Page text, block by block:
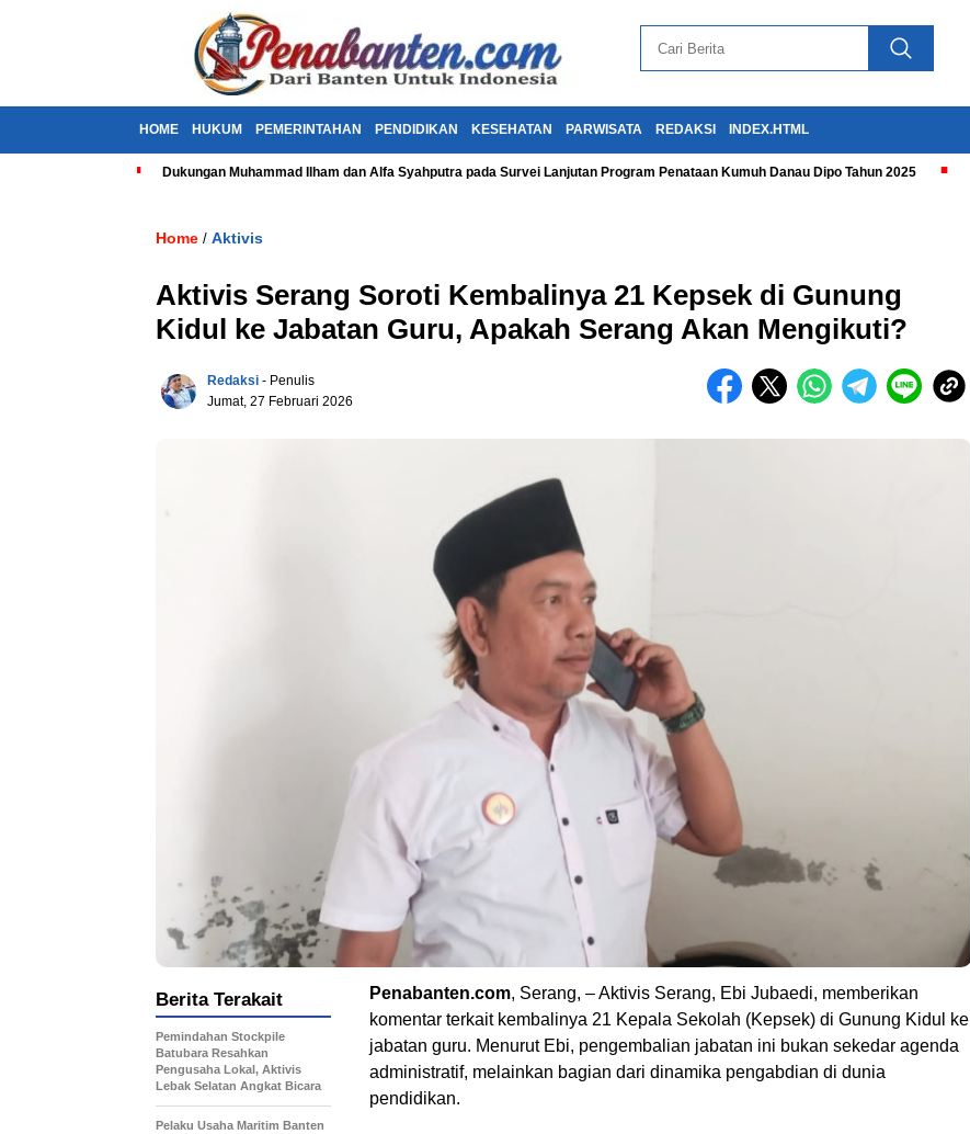
HOME HUKUM PEMERINTAHAN PENDIDIKAN KESEHATAN PARWISATA REDAKSI INDEX.HTML
Dukungan Muhammad Ilham dan Alfa Syahputra pada Survei Lanjutan Program Penataan Kumuh Danau Dipo Tahun 2025
Home / Aktivis
Aktivis Serang Soroti Kembalinya 21 Kepsek di Gunung
Kidul ke Jabatan Guru, Apakah Serang Akan Mengikuti?
Redaksi - Penulis
Jumat, 27 Februari 2026
Penabanten.com, Serang, – Aktivis Serang, Ebi Jubaedi, memberikan
komentar terkait kembalinya 21 Kepala Sekolah (Kepsek) di Gunung Kidul ke
jabatan guru. Menurut Ebi, pengembalian jabatan ini bukan sekedar agenda
administratif, melainkan bagian dari dinamika pengabdian di dunia
pendidikan.
Berita Terakait
Pemindahan Stockpile
Batubara Resahkan
Pengusaha Lokal, Aktivis
Lebak Selatan Angkat Bicara
Pelaku Usaha Maritim Banten